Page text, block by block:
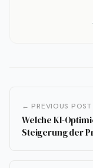
← PREVIOUS POST
Welche KI-
Steigerung der